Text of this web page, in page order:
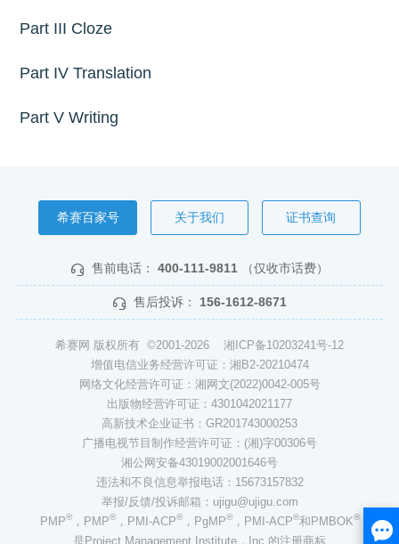
Part III Cloze
Part IV Translation
Part V Writing
希赛百家号 关于我们 证书查询
售前电话： 400-111-9811 （仅收市话费）
售后投诉： 156-1612-8671
希赛网 版权所有 ©2001-2026 湘ICP备10203241号-12
增值电信业务经营许可证：湘B2-20210474
网络文化经营许可证：湘网文(2022)0042-005号
出版物经营许可证：4301042021177
高新技术企业证书：GR201743000253
广播电视节目制作经营许可证：(湘)字00306号
湘公网安备43019002001646号
违法和不良信息举报电话：15673157832
举报/反馈/投诉邮箱：ujigu@ujigu.com
PMP®，PMP®，PMI-ACP®，PgMP®，PMI-ACP®和PMBOK®
是Project Management Institute，Inc.的注册商标